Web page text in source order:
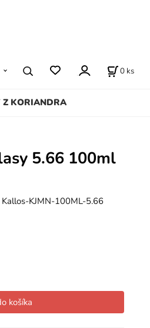
Z KORIANDRA
0 ks
5.66 100ml
Kallos-KJMN-100ML-5.66